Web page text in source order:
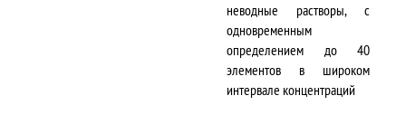
неводные растворы, с
одновременным
определением до 40
элементов в широком
интервале концентраций